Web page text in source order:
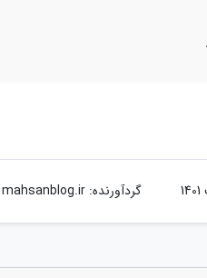
گردآورنده:mahsanblog.ir